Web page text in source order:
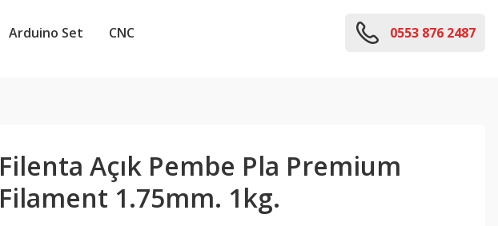
Arduino Set CNC 0553 876 2487
Filenta Açık Pembe Pla Premium
Filament 1.75mm. 1kg.